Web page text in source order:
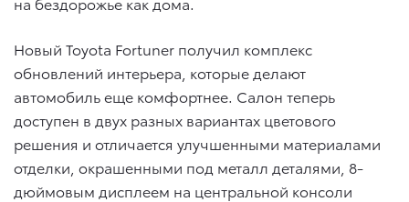
Новый Toyota Fortuner получил комплекс
обновлений интерьера, которые делают
автомобиль еще комфортнее. Салон теперь
доступен в двух разных вариантах цветового
решения и отличается улучшенными материалами
отделки, окрашенными под металл деталями, 8-
дюймовым дисплеем на центральной консоли